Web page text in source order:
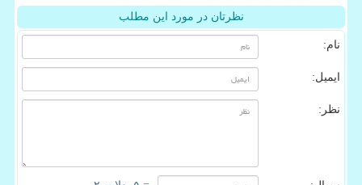
نظرتان در مورد این مطلب
نام:
ایمیل:
نظر: